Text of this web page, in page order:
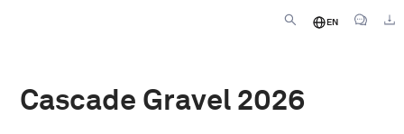
EN
Cascade Gravel 2026